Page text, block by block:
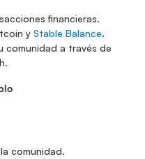
financieras.
y Stable Balance.
comunidad a través de
comunidad.